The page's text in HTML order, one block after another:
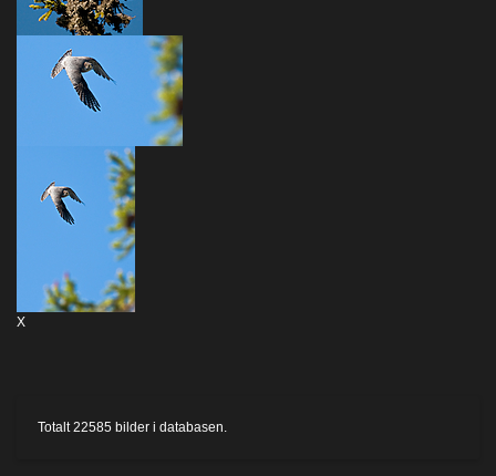
X
Totalt22585 bilder i databasen.